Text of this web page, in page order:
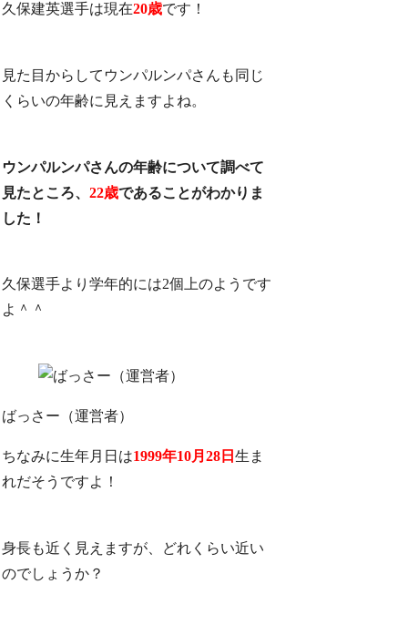
久保建英選手は現在20歳です！
見た目からしてウンパルンパさんも同じ
くらいの年齢に見えますよね。
ウンパルンパさんの年齢について調べて
見たところ、22歳であることがわかりま
した！
久保選手より学年的には2個上のようです
よ＾＾
ばっさー（運営者）
ちなみに生年月日は1999年10月28日生ま
れだそうですよ！
身長も近く見えますが、どれくらい近い
のでしょうか？